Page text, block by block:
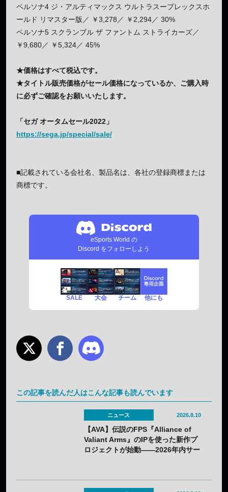
ペルソナ4 ジ・アルティマックス ウルトラスープレックスホ
ールド リマスター版／ ￥3,278／ ￥2,294／ 30%
ペルソナ5 スクランブル ザ ファントム ストライカーズ／
￥9,680／ ￥5,324／ 45%
★価格はすべて税込です。
★タイトル販売価格がセール価格になっているか、ご購入時
に必ずご確認をお願いいたします。
「セガ オータムセール2022」
https://sega.jp/special/sale/
■記載されている会社名、製品名は、各社の登録商標または
商標です。
eSports World の
Discord をフォローしよう
SALE 大会 チーム 他にも
この記事を読んだ人はこんな記事も読んでいます
ニュース 2026.8.10
【AVA】伝説のFPS『Alliance of
Valiant Arms』のIPを使った新作プ
ロジェクトが始動——2026年内サー